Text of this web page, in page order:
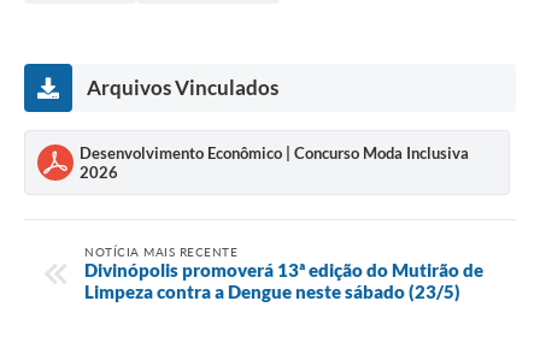
Arquivos Vinculados
Desenvolvimento Econômico | Concurso Moda Inclusiva
2026
NOTÍCIA MAIS RECENTE
Divinópolis promoverá 13ª edição do Mutirão de
Limpeza contra a Dengue neste sábado (23/5)